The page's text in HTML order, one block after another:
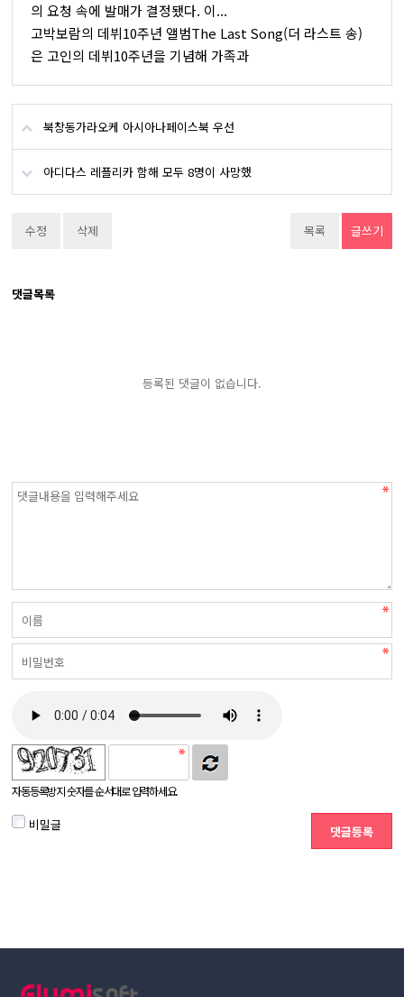
의 요청 속에 발매가 결정됐다. 이...
고박보람의 데뷔10주년 앨범The Last Song(더 라스트 송)
은 고인의 데뷔10주년을 기념해 가족과
북창동가라오케 아시아나페이스북 우선
아디다스 레플리카 함해 모두 8명이 사망했
수정 삭제 목록 글쓰기
댓글목록
등록된 댓글이 없습니다.
자동등록방지 숫자를 순서대로 입력하세요.
비밀글